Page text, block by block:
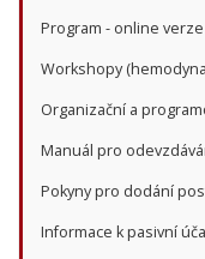
Program - online verze
Workshopy
Organizační a
Manuál pro
Pokyny pro dodání
Informace k pasivní